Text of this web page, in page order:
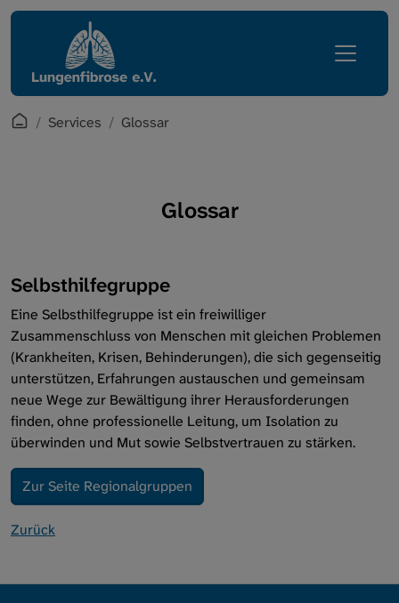
Direkt zur Hauptnavigation springen
Direkt zum Inhalt springen
Startpage
Services Glossar
Glossar
Selbsthilfegruppe
Eine Selbsthilfegruppe ist ein freiwilliger
Zusammenschluss von Menschen mit gleichen Problemen
(Krankheiten, Krisen, Behinderungen), die sich gegenseitig
unterstützen, Erfahrungen austauschen und gemeinsam
neue Wege zur Bewältigung ihrer Herausforderungen
finden, ohne professionelle Leitung, um Isolation zu
überwinden und Mut sowie Selbstvertrauen zu stärken.
Zur Seite Regionalgruppen
Zurück
Lungenfibrose
Erkrankung
Leben mit Lungenfibrose
Intern
Mediathek